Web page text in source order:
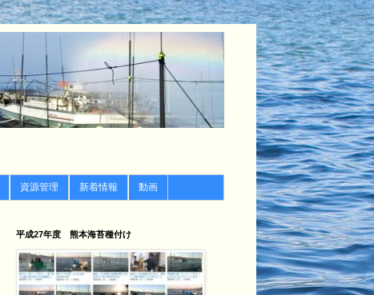
資源管理 新着情報 動画
平成27年度 熊本海苔種付け